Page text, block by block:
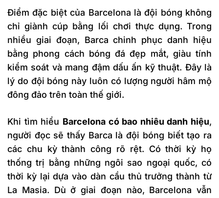
Điểm đặc biệt của Barcelona là đội bóng không
chỉ giành cúp bằng lối chơi thực dụng. Trong
nhiều giai đoạn, Barca chinh phục danh hiệu
bằng phong cách bóng đá đẹp mắt, giàu tính
kiểm soát và mang đậm dấu ấn kỹ thuật. Đây là
lý do đội bóng này luôn có lượng người hâm mộ
đông đảo trên toàn thế giới.
Khi tìm hiểu Barcelona có bao nhiêu danh hiệu,
người đọc sẽ thấy Barca là đội bóng biết tạo ra
các chu kỳ thành công rõ rệt. Có thời kỳ họ
thống trị bằng những ngôi sao ngoại quốc, có
thời kỳ lại dựa vào dàn cầu thủ trưởng thành từ
La Masia. Dù ở giai đoạn nào, Barcelona vẫn